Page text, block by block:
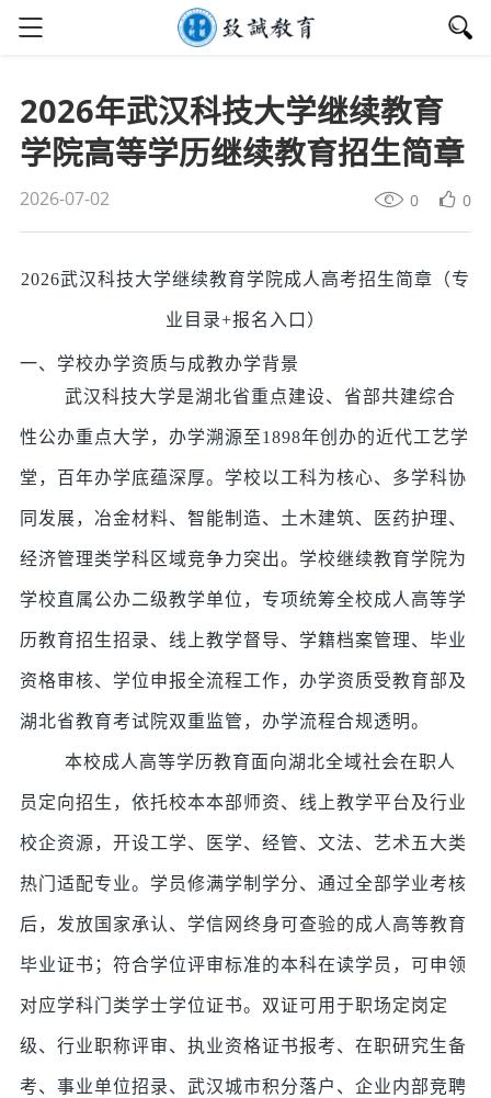
2026年武汉科技大学继续教育
学院高等学历继续教育招生简章
2026-07-02 0 0
2026武汉科技大学继续教育学院成人高考招生简章（专
业目录+报名入口）
一、学校办学资质与成教办学背景
武汉科技大学是湖北省重点建设、省部共建综合
性公办重点大学，办学溯源至1898年创办的近代工艺学
堂，百年办学底蕴深厚。学校以工科为核心、多学科协
同发展，冶金材料、智能制造、土木建筑、医药护理、
经济管理类学科区域竞争力突出。学校继续教育学院为
学校直属公办二级教学单位，专项统筹全校成人高等学
历教育招生招录、线上教学督导、学籍档案管理、毕业
资格审核、学位申报全流程工作，办学资质受教育部及
湖北省教育考试院双重监管，办学流程合规透明。
本校成人高等学历教育面向湖北全域社会在职人
员定向招生，依托校本本部师资、线上教学平台及行业
校企资源，开设工学、医学、经管、文法、艺术五大类
热门适配专业。学员修满学制学分、通过全部学业考核
后，发放国家承认、学信网终身可查验的成人高等教育
毕业证书；符合学位评审标准的本科在读学员，可申领
对应学科门类学士学位证书。双证可用于职场定岗定
级、行业职称评审、执业资格证书报考、在职研究生备
考、事业单位招录、武汉城市积分落户、企业内部竞聘